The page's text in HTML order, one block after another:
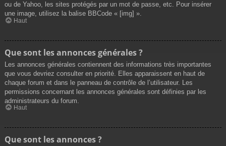
ou de Yahoo, les sites protégés par un mot de passe, etc. Pour insérer
une image, utilisez la balise BBCode « [img] ».
Haut
Que sont les annonces générales ?
Les annonces générales contiennent des informations très importantes
que vous devriez consulter en priorité. Elles apparaissent en haut de
chaque forum et dans le panneau de contrôle de l’utilisateur. Les
permissions concernant les annonces générales sont définies par les
administrateurs du forum.
Haut
Que sont les annonces ?